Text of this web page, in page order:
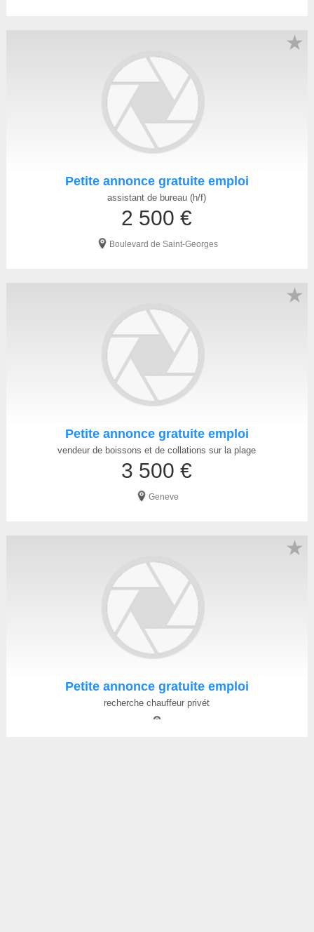
Petite annonce gratuite emploi
assistant de bureau (h/f)
2 500 €
Boulevard de Saint-Georges
★
Petite annonce gratuite emploi
vendeur de boissons et de collations sur la plage
3 500 €
Geneve
★
Petite annonce gratuite emploi
recherche chauffeur privét
★